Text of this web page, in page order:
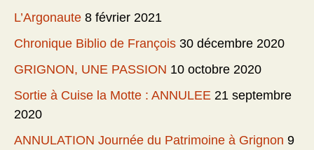
L’Argonaute 8 février 2021
Chronique Biblio de François 30 décembre 2020
GRIGNON, UNE PASSION 10 octobre 2020
Sortie à Cuise la Motte : ANNULEE 21 septembre
2020
ANNULATION Journée du Patrimoine à Grignon 9